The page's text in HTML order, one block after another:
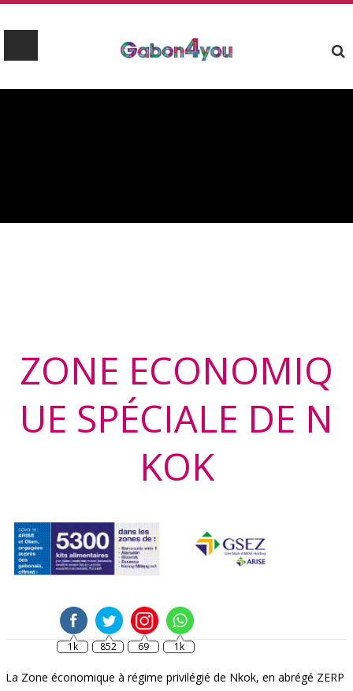
ZONE ECONOMIQ
UE SPÉCIALE DE N
KOK
1k 852 69 1k
La Zone économique à régime privilégié de Nkok, en abrégé ZERP